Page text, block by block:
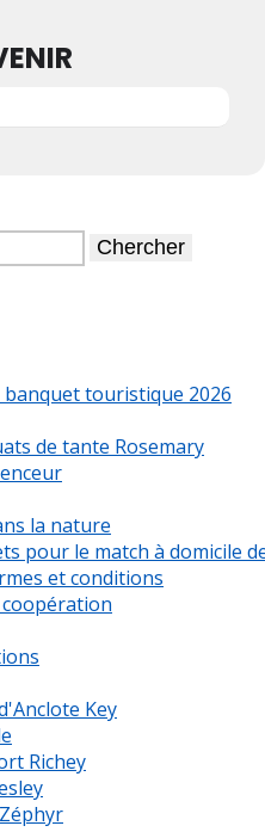
Chercher
touristique 2026
de tante Rosemary
la nature
pour le match à domicile
et conditions
Key
Richey